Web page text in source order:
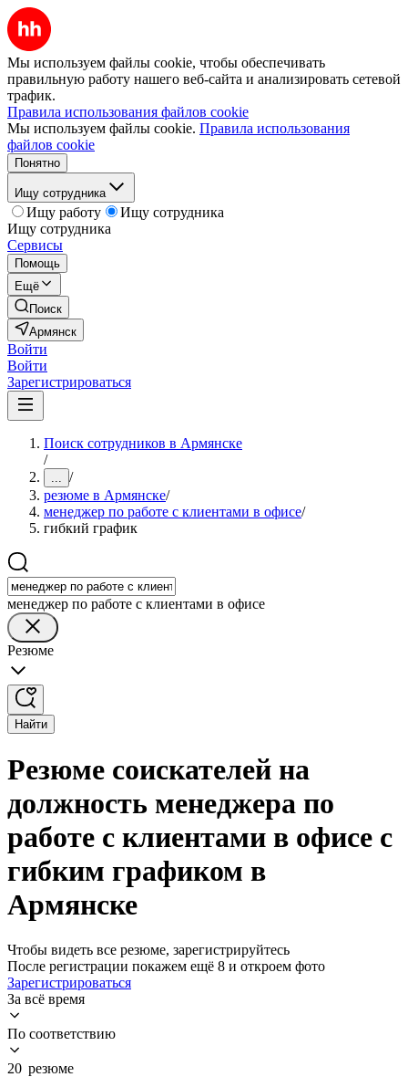
Мы используем файлы cookie, чтобы обеспечивать
правильную работу нашего веб-сайта и анализировать сетевой
трафик.
Правила использования файлов cookie
Мы используем файлы cookie. Правила использования
файлов cookie
Понятно
Ищу сотрудника
Ищу работу
Ищу сотрудника
Ищу сотрудника
Сервисы
Помощь
Ещё
Поиск
Армянск
Войти
Войти
Зарегистрироваться
Поиск сотрудников в Армянске
/
... /
резюме в Армянске/
менеджер по работе с клиентами в офисе/
гибкий график
менеджер по работе с клиентами в офисе
Резюме
Найти
Резюме соискателей на
должность менеджера по
работе с клиентами в офисе с
гибким графиком в
Армянске
Чтобы видеть все резюме, зарегистрируйтесь
После регистрации покажем ещё 8 и откроем фото
Зарегистрироваться
За всё время
По соответствию
20 резюме